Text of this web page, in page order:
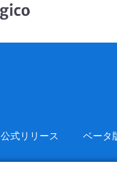
公式リリース ベータ